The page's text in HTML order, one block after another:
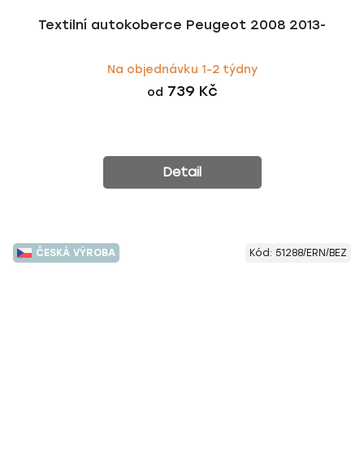
Textilní autokoberce Peugeot 2008 2013-
Na objednávku 1-2 týdny
od 739 Kč
Detail
ČESKÁ VÝROBA Kód: 51288/ERN/BEZ